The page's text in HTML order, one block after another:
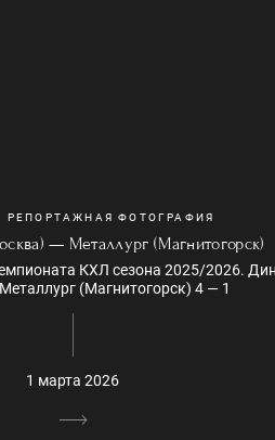
РЕПОРТАЖНАЯ ФОТОГРАФИЯ
— Металлург (Магнитогорск)
КХЛ сезона 2025/2026.
(Магнитогорск) 4 — 1
1 марта 2026